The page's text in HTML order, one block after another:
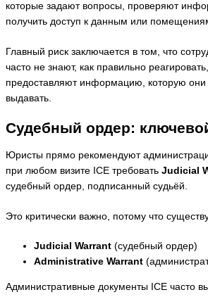
которые задают вопросы, проверяют
получить доступ к данным или
Главный риск заключается в том, что
часто не знают, как правильно
предоставляют информацию, которую
выдавать.
Судебный ордер:
Юристы прямо рекомендуют
при любом визите ICE требовать Judicial
судебный ордер, подписанный судьёй.
Это критически важно, потому что
Judicial Warrant (судебный ордер)
Administrative Warrant
Административные документы ICE часто